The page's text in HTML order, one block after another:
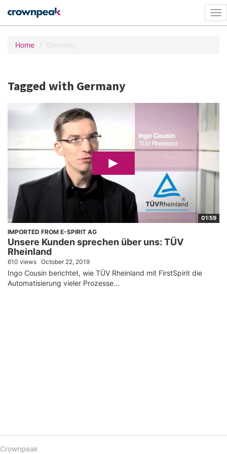
Home Germany
Tagged with Germany
01:59
IMPORTED FROM E-SPIRIT AG
Unsere Kunden sprechen über uns: TÜV
Rheinland
610 views October 22, 2019
Ingo Cousin berichtet, wie TÜV Rheinland mit FirstSpirit die
Automatisierung vieler Prozesse...
Crownpeak